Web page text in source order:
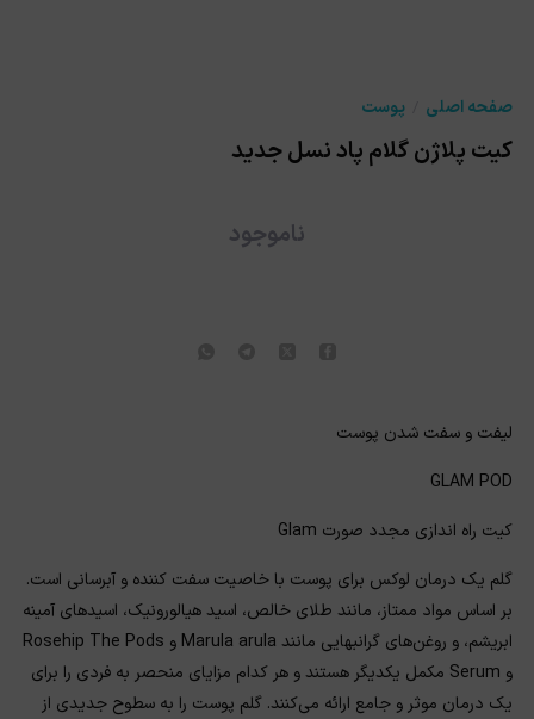
صفحه اصلی پوست
کیت پلاژن گلام پاد نسل جدید
ناموجود
لیفت و سفت شدن پوست
GLAM POD
کیت راه اندازی مجدد صورت Glam
گلم یک درمان لوکس برای پوست با خاصیت سفت کننده و آبرسانی است.
بر اساس مواد ممتاز، مانند طلای خالص، اسید هیالورونیک، اسیدهای آمینه
ابریشم، و روغن‌های گرانبهایی مانند Marula arula و Rosehip The Pods
و Serum مکمل یکدیگر هستند و هر کدام مزایای منحصر به فردی را برای
یک درمان موثر و جامع ارائه می‌کنند. گلم پوست را به سطوح جدیدی از